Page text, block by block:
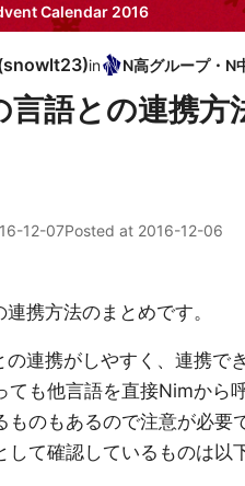
Calendar 2016
snowlt23)in
言語との連携方
12-07Posted at 2016-12-06
携方法のまとめです。
連携がしやすく、連携で
ても他言語を直接Nimから
のもあるので注意が必要
して確認しているものは以